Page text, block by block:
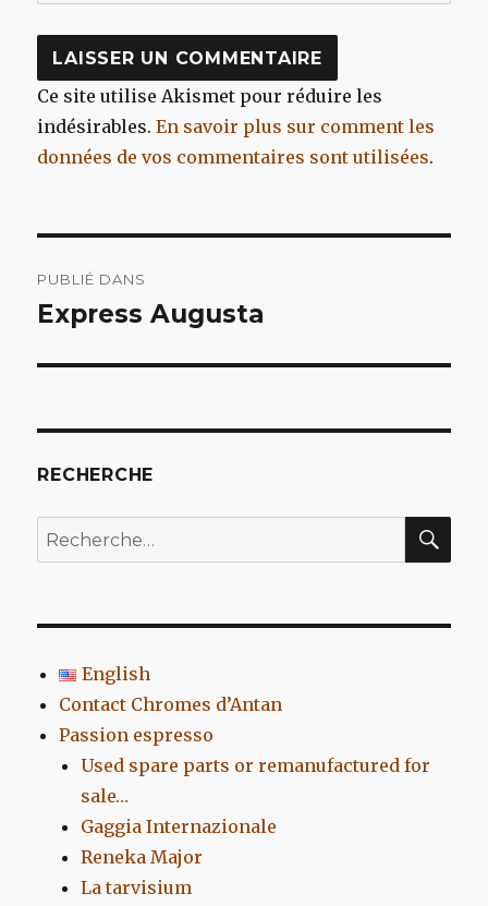
Ce site utilise Akismet pour réduire les
indésirables.En savoir plus sur comment les
données de vos commentaires sont utilisées.
de
PUBLIÉ DANS
Express Augusta
RECHERCHE
Recherche
pour
English
Contact Chromes d’Antan
Passion espresso
Used spare parts or remanufactured for
sale…
Gaggia Internazionale
Reneka Major
La tarvisium